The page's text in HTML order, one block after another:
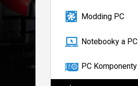
Modding PC
Notebooky a PC
PC Komponenty